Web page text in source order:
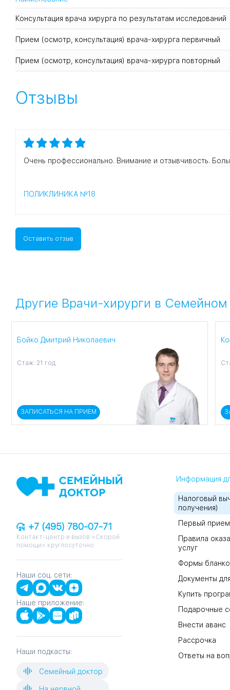
удаление доброкачественных образований кожи и
удаление новообразований с использованием
лечебно-диагностические пункции суставов.
Ушиб
Фурункул
Консультация врача хирурга по результатам исследований
Прием (осмотр, консультация) врача-хирурга первичный
Прием (осмотр, консультация) врача-хирурга повторный
Отзывы
Очень профессионально. Внимание и отзывчивость.
ПОЛИКЛИНИКА №18
Оставить отзыв
Другие Врачи-хирурги в Семейном
Бойко Дмитрий Николаевич
Стаж: 21 год
ЗАПИСАТЬСЯ НА ПРИЕМ
+7 (495) 780-07-71
Контакт-центр и вызов «Скорой
помощи» круглосуточно
Наши соц. сети:
Наше приложение:
Наши подкасты:
Семейный доктор
Информация
Налоговый
получения)
Первый прием
Правила
услуг
Формы
Документы
Купить
Подарочные
Внести аванс
Рассрочка
Ответы на